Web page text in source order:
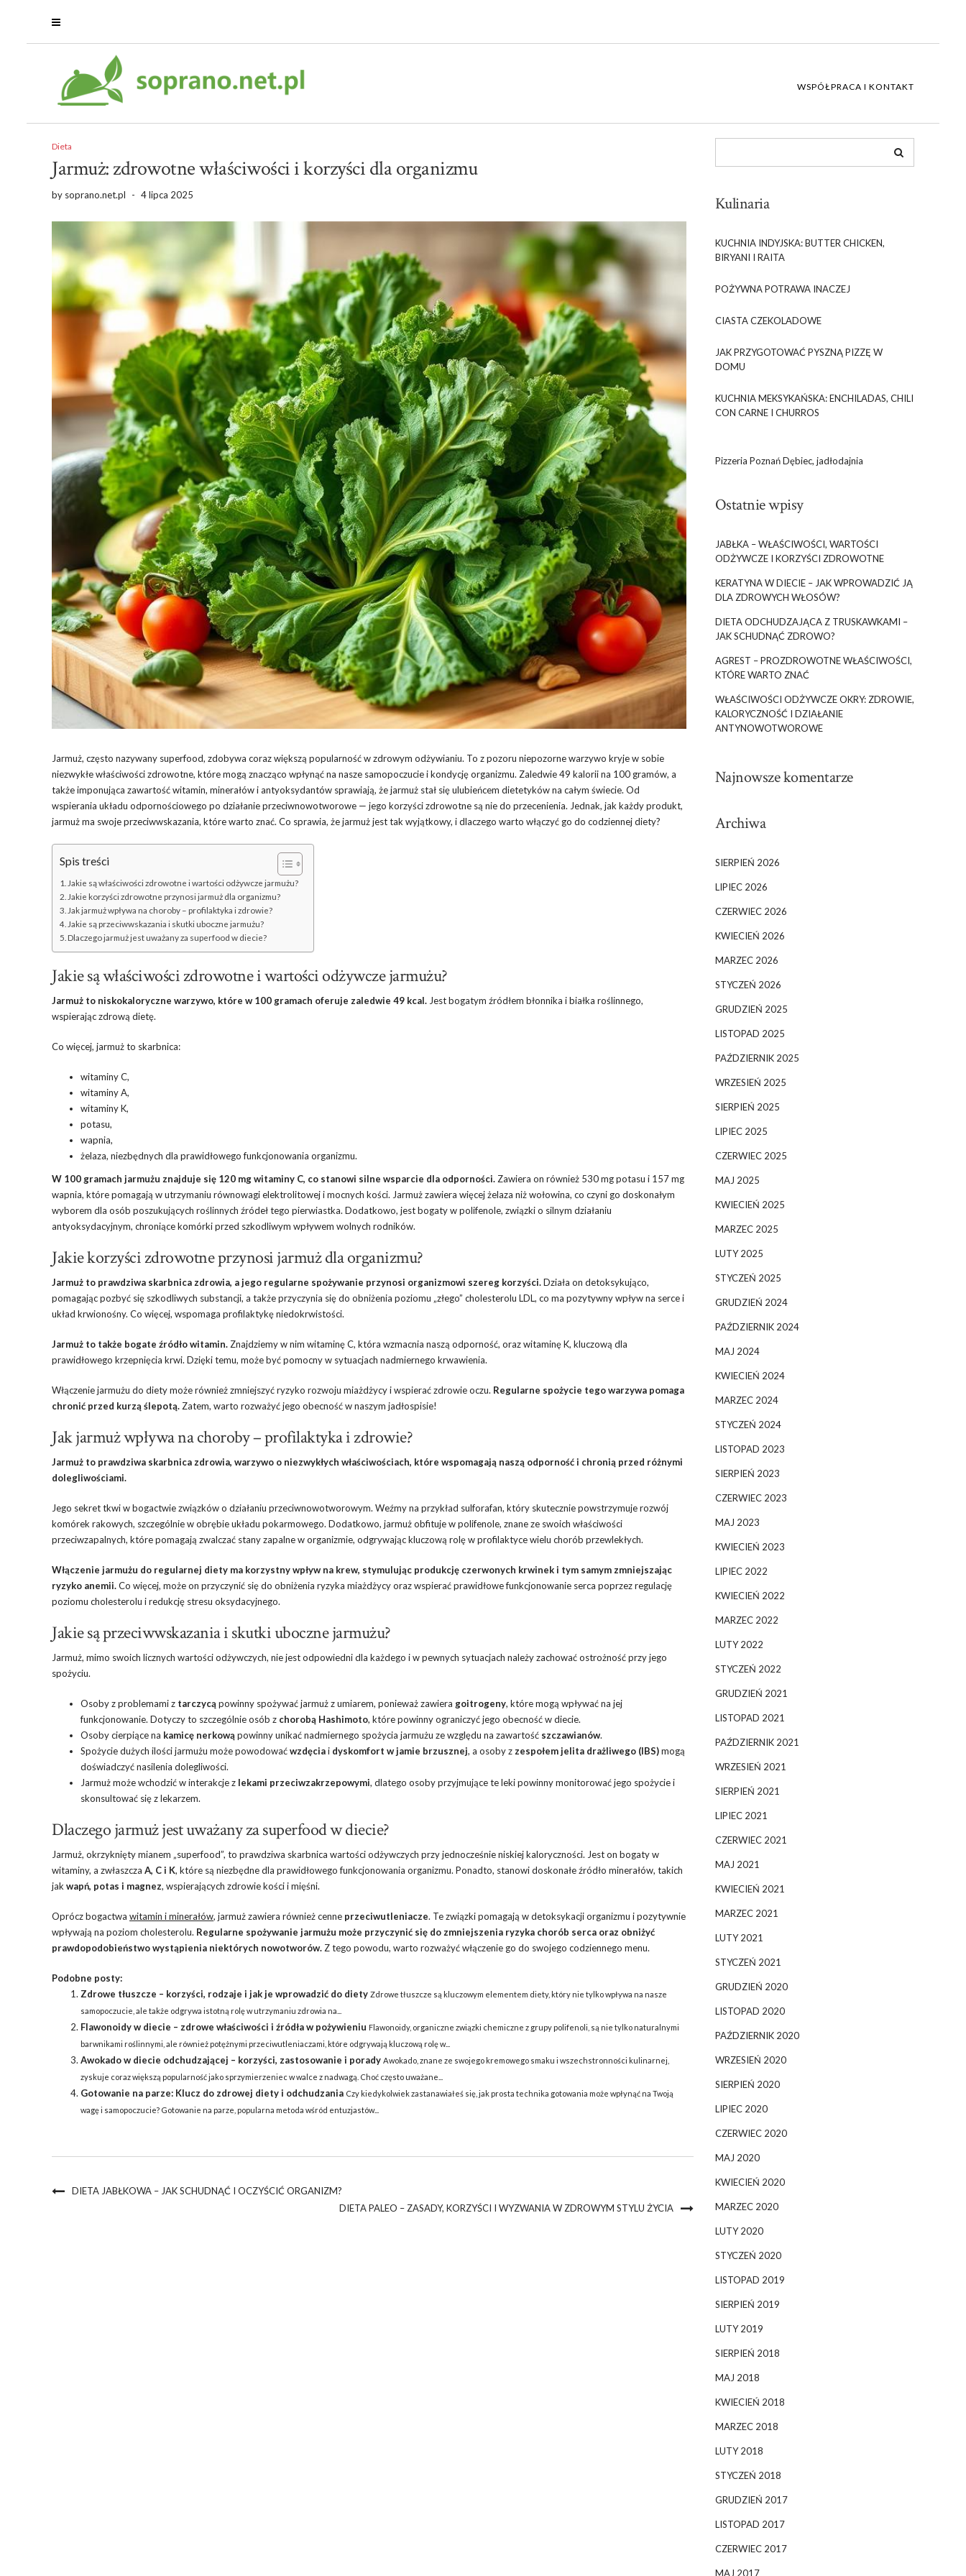
WSPÓŁPRACA I KONTAKT
Dieta
Jarmuż: zdrowotne właściwości i korzyści dla organizmu
by soprano.net.pl - 4 lipca 2025
Jarmuż, często nazywany superfood, zdobywa coraz większą popularność w zdrowym odżywianiu. To z pozoru niepozorne warzywo kryje w sobie
niezwykłe właściwości zdrowotne, które mogą znacząco wpłynąć na nasze samopoczucie i kondycję organizmu. Zaledwie 49 kalorii na 100 gramów, a
także imponująca zawartość witamin, minerałów i antyoksydantów sprawiają, że jarmuż stał się ulubieńcem dietetyków na całym świecie. Od
wspierania układu odpornościowego po działanie przeciwnowotworowe — jego korzyści zdrowotne są nie do przecenienia. Jednak, jak każdy produkt,
jarmuż ma swoje przeciwwskazania, które warto znać. Co sprawia, że jarmuż jest tak wyjątkowy, i dlaczego warto włączyć go do codziennej diety?
Spis treści
Jakie są właściwości zdrowotne i wartości odżywcze jarmużu?
Jakie korzyści zdrowotne przynosi jarmuż dla organizmu?
Jak jarmuż wpływa na choroby – profilaktyka i zdrowie?
Jakie są przeciwwskazania i skutki uboczne jarmużu?
Dlaczego jarmuż jest uważany za superfood w diecie?
Jakie są właściwości zdrowotne i wartości odżywcze jarmużu?
Jarmuż to niskokaloryczne warzywo, które w 100 gramach oferuje zaledwie 49 kcal. Jest bogatym źródłem błonnika i białka roślinnego,
wspierając zdrową dietę.
Co więcej, jarmuż to skarbnica:
witaminy C,
witaminy A,
witaminy K,
potasu,
wapnia,
żelaza, niezbędnych dla prawidłowego funkcjonowania organizmu.
W 100 gramach jarmużu znajduje się 120 mg witaminy C, co stanowi silne wsparcie dla odporności. Zawiera on również 530 mg potasu i 157 mg
wapnia, które pomagają w utrzymaniu równowagi elektrolitowej i mocnych kości. Jarmuż zawiera więcej żelaza niż wołowina, co czyni go doskonałym
wyborem dla osób poszukujących roślinnych źródeł tego pierwiastka. Dodatkowo, jest bogaty w polifenole, związki o silnym działaniu
antyoksydacyjnym, chroniące komórki przed szkodliwym wpływem wolnych rodników.
Jakie korzyści zdrowotne przynosi jarmuż dla organizmu?
Jarmuż to prawdziwa skarbnica zdrowia, a jego regularne spożywanie przynosi organizmowi szereg korzyści.Działa on detoksykująco,
pomagając pozbyć się szkodliwych substancji, a także przyczynia się do obniżenia poziomu „złego” cholesterolu LDL, co ma pozytywny wpływ na serce i
układ krwionośny. Co więcej, wspomaga profilaktykę niedokrwistości.
Jarmuż to także bogate źródło witamin. Znajdziemy w nim witaminę C, która wzmacnia naszą odporność, oraz witaminę K, kluczową dla
prawidłowego krzepnięcia krwi. Dzięki temu, może być pomocny w sytuacjach nadmiernego krwawienia.
Włączenie jarmużu do diety może również zmniejszyć ryzyko rozwoju miażdżycy i wspierać zdrowie oczu. Regularne spożycie tego warzywa pomaga
chronić przed kurzą ślepotą. Zatem, warto rozważyć jego obecność w naszym jadłospisie!
Jak jarmuż wpływa na choroby – profilaktyka i zdrowie?
Jarmuż to prawdziwa skarbnica zdrowia, warzywo o niezwykłych właściwościach, które wspomagają naszą odporność i chronią przed różnymi
dolegliwościami.
Jego sekret tkwi w bogactwie związków o działaniu przeciwnowotworowym. Weźmy na przykład sulforafan, który skutecznie powstrzymuje rozwój
komórek rakowych, szczególnie w obrębie układu pokarmowego. Dodatkowo, jarmuż obfituje w polifenole, znane ze swoich właściwości
przeciwzapalnych, które pomagają zwalczać stany zapalne w organizmie, odgrywając kluczową rolę w profilaktyce wielu chorób przewlekłych.
Włączenie jarmużu do regularnej diety ma korzystny wpływ na krew, stymulując produkcję czerwonych krwinek i tym samym zmniejszając
ryzyko anemii.Co więcej, może on przyczynić się do obniżenia ryzyka miażdżycy oraz wspierać prawidłowe funkcjonowanie serca poprzez regulację
poziomu cholesterolu i redukcję stresu oksydacyjnego.
Jakie są przeciwwskazania i skutki uboczne jarmużu?
Jarmuż, mimo swoich licznych wartości odżywczych, nie jest odpowiedni dla każdego i w pewnych sytuacjach należy zachować ostrożność przy jego
spożyciu.
Osoby z problemami z tarczycą powinny spożywać jarmuż z umiarem, ponieważ zawiera goitrogeny, które mogą wpływać na jej
funkcjonowanie. Dotyczy to szczególnie osób z chorobą Hashimoto, które powinny ograniczyć jego obecność w diecie.
Osoby cierpiące na kamicę nerkową powinny unikać nadmiernego spożycia jarmużu ze względu na zawartość szczawianów.
Spożycie dużych ilości jarmużu może powodowaćwzdęciai dyskomfort w jamie brzusznej, a osoby z zespołem jelita drażliwego (IBS)mogą
doświadczyć nasilenia dolegliwości.
Jarmuż może wchodzić w interakcje z lekami przeciwzakrzepowymi, dlatego osoby przyjmujące te leki powinny monitorować jego spożycie i
skonsultować się z lekarzem.
Dlaczego jarmuż jest uważany za superfood w diecie?
Jarmuż, okrzyknięty mianem „superfood”, to prawdziwa skarbnica wartości odżywczych przy jednocześnie niskiej kaloryczności. Jest on bogaty w
witaminy, a zwłaszcza A, C i K, które są niezbędne dla prawidłowego funkcjonowania organizmu. Ponadto, stanowi doskonałe źródło minerałów, takich
jak wapń, potas i magnez, wspierających zdrowie kości i mięśni.
Oprócz bogactwa witamin i minerałów, jarmuż zawiera również cenne przeciwutleniacze. Te związki pomagają w detoksykacji organizmu i pozytywnie
wpływają na poziom cholesterolu. Regularne spożywanie jarmużu może przyczynić się do zmniejszenia ryzyka chorób serca oraz obniżyć
prawdopodobieństwo wystąpienia niektórych nowotworów. Z tego powodu, warto rozważyć włączenie go do swojego codziennego menu.
Podobne posty:
Zdrowe tłuszcze – korzyści, rodzaje i jak je wprowadzić do diety Zdrowe tłuszcze są kluczowym elementem diety, który nie tylko wpływa na nasze
samopoczucie, ale także odgrywa istotną rolę w utrzymaniu zdrowia na...
Flawonoidy w diecie – zdrowe właściwości i źródła w pożywieniu Flawonoidy, organiczne związki chemiczne z grupy polifenoli, są nie tylko naturalnymi
barwnikami roślinnymi, ale również potężnymi przeciwutleniaczami, które odgrywają kluczową rolę w...
Awokado w diecie odchudzającej – korzyści, zastosowanie i porady Awokado, znane ze swojego kremowego smaku i wszechstronności kulinarnej,
zyskuje coraz większą popularność jako sprzymierzeniec w walce z nadwagą. Choć często uważane...
Gotowanie na parze: Klucz do zdrowej diety i odchudzania Czy kiedykolwiek zastanawiałeś się, jak prosta technika gotowania może wpłynąć na Twoją
wagę i samopoczucie? Gotowanie na parze, popularna metoda wśród entuzjastów...
DIETA JABŁKOWA – JAK SCHUDNĄĆ I OCZYŚCIĆ ORGANIZM?
DIETA PALEO – ZASADY, KORZYŚCI I WYZWANIA W ZDROWYM STYLU ŻYCIA
Kulinaria
KUCHNIA INDYJSKA: BUTTER CHICKEN,
BIRYANI I RAITA
POŻYWNA POTRAWA INACZEJ
CIASTA CZEKOLADOWE
JAK PRZYGOTOWAĆ PYSZNĄ PIZZĘ W
DOMU
KUCHNIA MEKSYKAŃSKA: ENCHILADAS, CHILI
CON CARNE I CHURROS
Pizzeria Poznań Dębiec, jadłodajnia
Ostatnie wpisy
JABŁKA – WŁAŚCIWOŚCI, WARTOŚCI
ODŻYWCZE I KORZYŚCI ZDROWOTNE
KERATYNA W DIECIE – JAK WPROWADZIĆ JĄ
DLA ZDROWYCH WŁOSÓW?
DIETA ODCHUDZAJĄCA Z TRUSKAWKAMI –
JAK SCHUDNĄĆ ZDROWO?
AGREST – PROZDROWOTNE WŁAŚCIWOŚCI,
KTÓRE WARTO ZNAĆ
WŁAŚCIWOŚCI ODŻYWCZE OKRY: ZDROWIE,
KALORYCZNOŚĆ I DZIAŁANIE
ANTYNOWOTWOROWE
Najnowsze komentarze
Archiwa
SIERPIEŃ 2026
LIPIEC 2026
CZERWIEC 2026
KWIECIEŃ 2026
MARZEC 2026
STYCZEŃ 2026
GRUDZIEŃ 2025
LISTOPAD 2025
PAŹDZIERNIK 2025
WRZESIEŃ 2025
SIERPIEŃ 2025
LIPIEC 2025
CZERWIEC 2025
MAJ 2025
KWIECIEŃ 2025
MARZEC 2025
LUTY 2025
STYCZEŃ 2025
GRUDZIEŃ 2024
PAŹDZIERNIK 2024
MAJ 2024
KWIECIEŃ 2024
MARZEC 2024
STYCZEŃ 2024
LISTOPAD 2023
SIERPIEŃ 2023
CZERWIEC 2023
MAJ 2023
KWIECIEŃ 2023
LIPIEC 2022
KWIECIEŃ 2022
MARZEC 2022
LUTY 2022
STYCZEŃ 2022
GRUDZIEŃ 2021
LISTOPAD 2021
PAŹDZIERNIK 2021
WRZESIEŃ 2021
SIERPIEŃ 2021
LIPIEC 2021
CZERWIEC 2021
MAJ 2021
KWIECIEŃ 2021
MARZEC 2021
LUTY 2021
STYCZEŃ 2021
GRUDZIEŃ 2020
LISTOPAD 2020
PAŹDZIERNIK 2020
WRZESIEŃ 2020
SIERPIEŃ 2020
LIPIEC 2020
CZERWIEC 2020
MAJ 2020
KWIECIEŃ 2020
MARZEC 2020
LUTY 2020
STYCZEŃ 2020
LISTOPAD 2019
SIERPIEŃ 2019
LUTY 2019
SIERPIEŃ 2018
MAJ 2018
KWIECIEŃ 2018
MARZEC 2018
LUTY 2018
STYCZEŃ 2018
GRUDZIEŃ 2017
LISTOPAD 2017
CZERWIEC 2017
MAJ 2017